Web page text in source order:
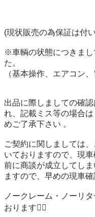
(現状販売の為保証は付
※車輌の状態につきまし
た。
（基本操作、エアコン、
出品に際しましての確
れ、記載ミス等の場合
めご了承下さい 。
ご契約に関しましては
いておりますので、現
前に商談が成立してし
ますので、早めの現車
ノークレーム・ノーリ
おります🙇‍♂️